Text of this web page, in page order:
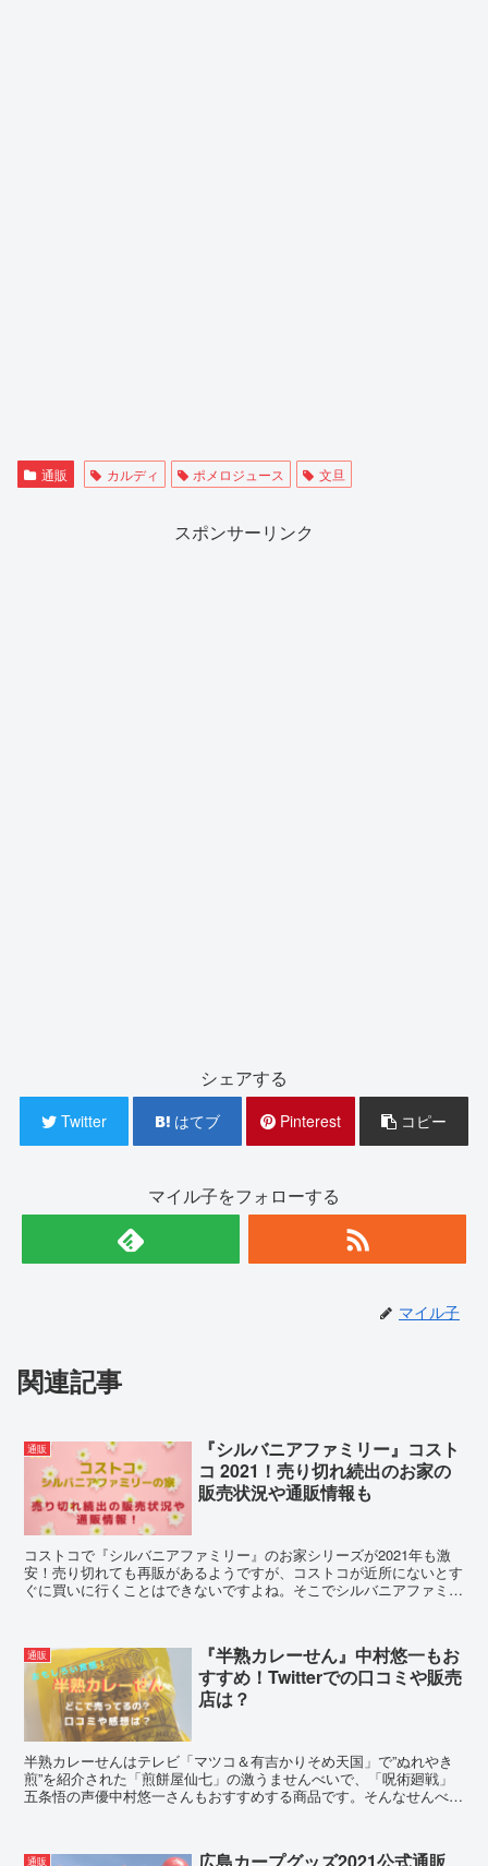
通販 カルディ ポメロジュース 文旦
スポンサーリンク
シェアする
Twitter はてブ Pinterest コピー
マイル子をフォローする
マイル子
関連記事
通販
『シルバニアファミリー』コスト
コ 2021！売り切れ続出のお家の
販売状況や通販情報も
コストコで『シルバニアファミリー』のお家シリーズが2021年も激
安！売り切れても再販があるようですが、コストコが近所にないとす
ぐに買いに行くことはできないですよね。そこでシルバニアファミリ
通販
『半熟カレーせん』中村悠一もお
すすめ！Twitterでの口コミや販売
店は？
半熟カレーせんはテレビ「マツコ＆有吉かりそめ天国」で”ぬれやき
煎”を紹介された「煎餅屋仙七」の激うませんべいで、「呪術廻戦」
五条悟の声優中村悠一さんもおすすめする商品です。そんなせんべい
通販